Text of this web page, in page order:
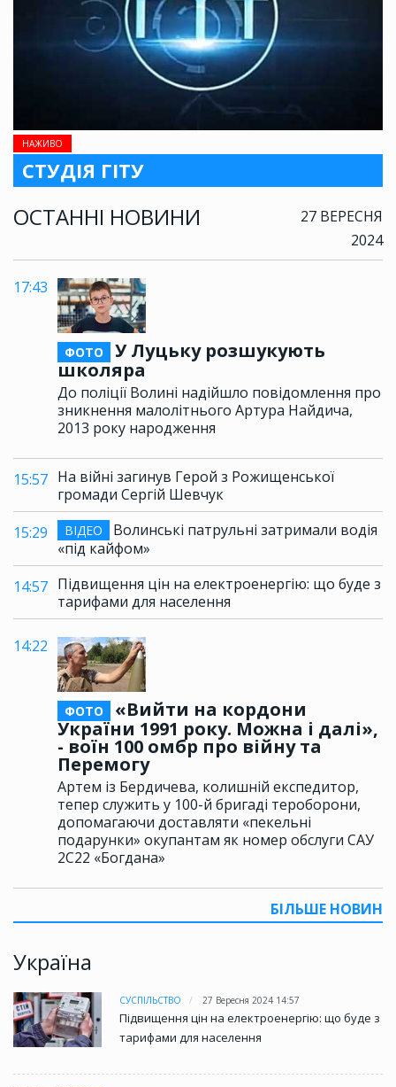
НАЖИВО
СТУДІЯ ГІТУ
ОСТАННІ НОВИНИ
27 ВЕРЕСНЯ
2024
17:43
ФОТО
У Луцьку розшукують
школяра
До поліції Волині надійшло повідомлення про
зникнення малолітнього Артура Найдича,
2013 року народження
15:57 На війні загинув Герой з Рожищенської
громади Сергій Шевчук
15:29
ВІДЕО
Волинські патрульні затримали водія
«під кайфом»
14:57 Підвищення цін на електроенергію: що буде з
тарифами для населення
14:22
ФОТО
«Вийти на кордони
України 1991 року. Можна і далі»,
- воїн 100 омбр про війну та
Перемогу
Артем із Бердичева, колишній експедитор,
тепер служить у 100-й бригаді тероборони,
допомагаючи доставляти «пекельні
подарунки» окупантам як номер обслуги САУ
2С22 «Богдана»
БІЛЬШЕ НОВИН
Україна
СУСПІЛЬСТВО 27 Вересня 2024 14:57
Підвищення цін на електроенергію: що буде з
тарифами для населення